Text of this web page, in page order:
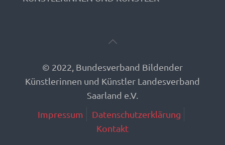
© 2022, Bundesverband Bildender
Künstlerinnen und Künstler Landesverband
Saarland e.V.
Impressum
Datenschutzerklärung
Kontakt